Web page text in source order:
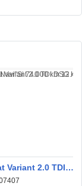
Variant 2.0 TDI